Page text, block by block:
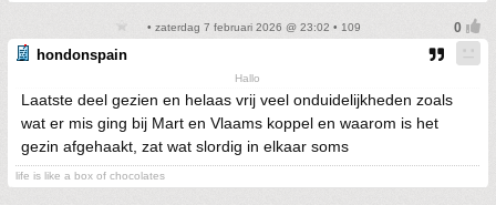
• zaterdag 7 februari 2026 @ 23:02 • 109
hondonspain
Hallo
Laatste deel gezien en helaas vrij veel onduidelijkheden zoals
wat er mis ging bij Mart en Vlaams koppel en waarom is het
gezin afgehaakt, zat wat slordig in elkaar soms
life is like a box of chocolates